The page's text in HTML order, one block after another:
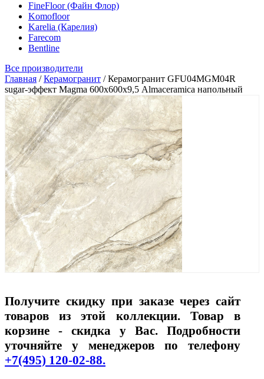
FineFloor (Файн Флор)
Komofloor
Karelia (Карелия)
Farecom
Bentline
Все производители
Главная /Керамогранит /Керамогранит GFU04MGM04R
sugar-эффект Magma 600х600х9,5 Almaceramica напольный
Получите скидку при заказе через сайт
товаров из этой коллекции. Товар в
корзине - скидка у Вас. Подробности
уточняйте у менеджеров по телефону
+7(495) 120-02-88.